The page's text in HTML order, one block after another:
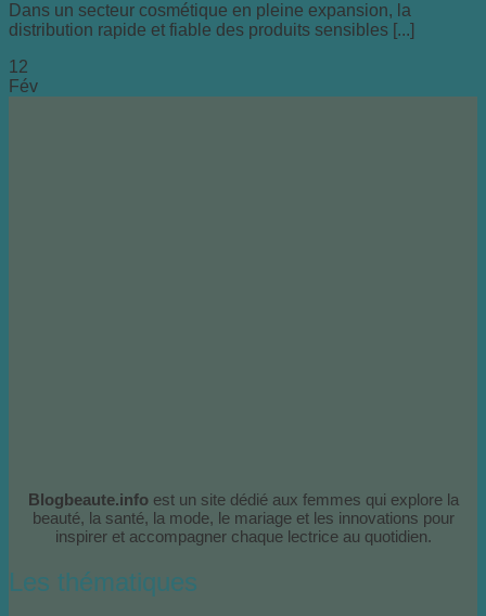
Dans un secteur cosmétique en pleine expansion, la
distribution rapide et fiable des produits sensibles [...]
12
Fév
Blogbeaute.infoest un site dédié aux femmes qui explore la
beauté, la santé, la mode, le mariage et les innovations pour
inspirer et accompagner chaque lectrice au quotidien.
Les thématiques